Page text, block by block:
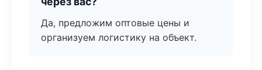
Да, предложим оптовые цены и
организуем логистику на объект.